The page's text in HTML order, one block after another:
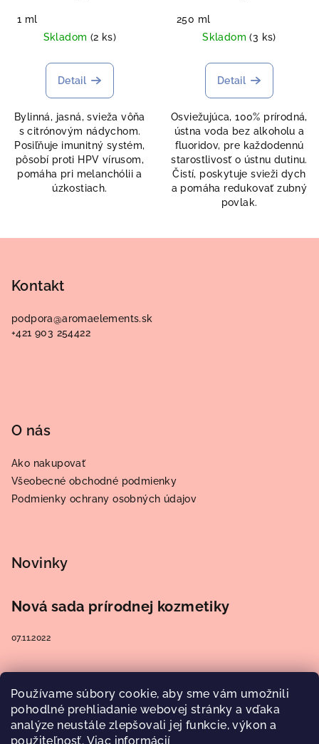
Používame súbory cookie, aby sme vám umožnili
pohodlné prehliadanie webovej stránky a vďaka
analýze neustále zlepšovali jej funkcie, výkon a
použiteľnosť. Viac informácií
1 ml
Skladom (2 ks)
Detail
Bylinná, jasná, svieža vôňa
s citrónovým nádychom.
Posiľňuje imunitný systém,
pôsobí proti HPV vírusom,
pomáha pri melanchólii a
úzkostiach.
250 ml
Skladom(3 ks)
Detail
Osviežujúca, 100% prírodná,
ústna voda bez alkoholu a
fluoridov, pre každodennú
starostlivosť o ústnu dutinu.
Čistí, poskytuje svieži dych
a pomáha redukovať zubný
povlak.
Kontakt
podpora@aromaelements.sk
+421 903 254422
O nás
Ako nakupovať
Všeobecné obchodné podmienky
Podmienky ochrany osobných údajov
Novinky
Nová sada prírodnej kozmetiky
07.11.2022
Prijímame online platby